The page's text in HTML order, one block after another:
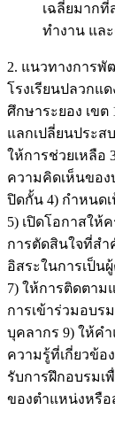
เฉลี่ยมากที่
ทำงาน แล
2. แนวทางการพั
โรงเรียนปลวกแ
ศึกษาระยอง เข
แลกเปลี่ยนประส
ให้การช่วยเหลือ
ความคิดเห็นของ
ปิดกั้น 4) กำหนด
5) เปิดโอกาสให้
การตัดสินใจที่สำ
อิสระในการเป็น
7) ให้การติดตาม
การเข้าร่วมอบร
บุคลากร 9) ให้ค
ความรู้ที่เกี่ยวข้อ
รับการฝึกอบรม
ของตำแหน่งหรือ